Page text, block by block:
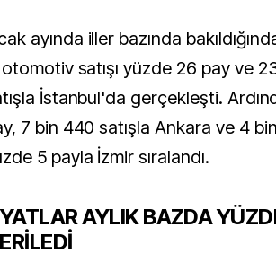
ayında iller bazında
satışı yüzde 26 pay ve
İstanbul'da gerçekleşti.
7 bin 440 satışla Ankara ve 4
5 payla İzmir sıralandı.
AYLIK BAZDA